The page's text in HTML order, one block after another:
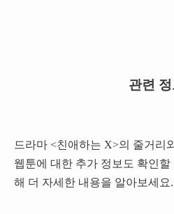
관련
드라마 <친애하는 X>의 줄거리
웹툰에 대한 추가 정보도 확인
해 더 자세한 내용을 알아보세요.